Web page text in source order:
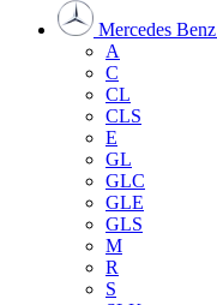
Mercedes Benz
A
C
CL
CLS
E
GL
GLC
GLE
GLS
M
R
S